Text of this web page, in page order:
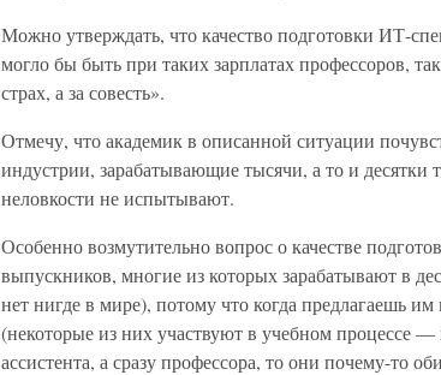
Можно утверждать, что качество подготовки ИТ-
могло бы быть при таких зарплатах профессоров,
страх, а за совесть».
Отмечу, что академик в описанной ситуации
индустрии, зарабатывающие тысячи, а то и десятки
неловкости не испытывают.
Особенно возмутительно вопрос о качестве
выпускников, многие из которых зарабатывают в
нет нигде в мире), потому что когда предлагаешь
(некоторые из них участвуют в учебном процессе
ассистента, а сразу профессора, то они почему-то